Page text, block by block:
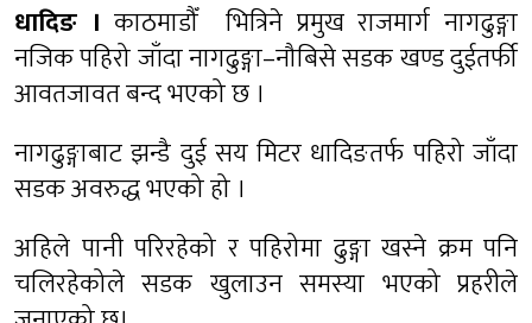
धादिङ । काठमाडौँ भित्रिने प्रमुख राजमार्ग नागढुङ्गा
नजिक पहिरो जाँदा नागढुङ्गा–नौबिसे सडक खण्ड दुईतर्फी
आवतजावत बन्द भएको छ ।
नागढुङ्गाबाट झन्डै दुई सय मिटर धादिङतर्फ पहिरो जाँदा
सडक अवरुद्ध भएको हो ।
अहिले पानी परिरहेको र पहिरोमा ढुङ्गा खस्ने क्रम पनि
चलिरहेकोले सडक खुलाउन समस्या भएको प्रहरीले